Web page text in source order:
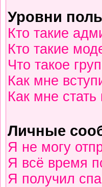
Уровни
Кто такие
Кто такие
Что такое
Как мне
Как мне
Личные
Я не могу
Я всё время
Я получил